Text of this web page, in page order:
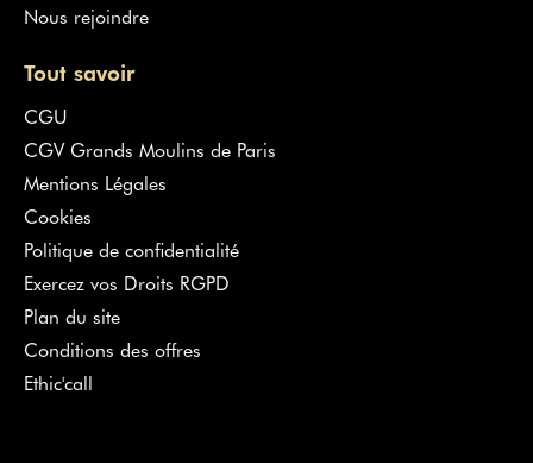
Nous rejoindre
Tout savoir
CGU
CGV Grands Moulins de Paris
Mentions Légales
Cookies
Politique de confidentialité
Exercez vos Droits RGPD
Plan du site
Conditions des offres
Ethic'call